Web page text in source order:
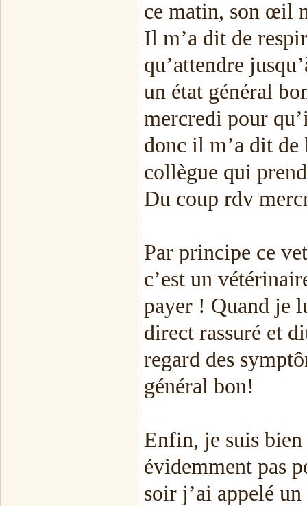
ce matin, son œil
Il m’a dit de
qu’attendre
un état général
mercredi pour
donc il m’a dit de
collègue qui
Du coup rdv
Par principe ce
c’est un
payer ! Quand je
direct rassuré et
regard des
général bon!
Enfin, je suis bien
évidemment pas
soir j’ai appelé